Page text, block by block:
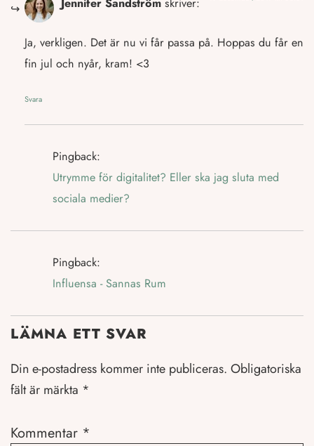
Ja, verkligen. Det är nu vi får passa på. Hoppas du får en
fin jul och nyår, kram! <3
Svara
Pingback:
Utrymme för digitalitet? Eller ska jag sluta med
sociala medier?
Pingback:
Influensa - Sannas Rum
LÄMNA ETT SVAR
Din e-postadress kommer inte publiceras. Obligatoriska
fält är märkta *
Kommentar *